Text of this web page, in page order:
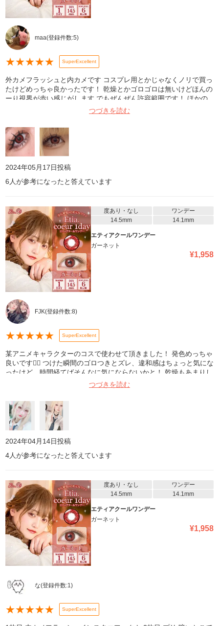
maa(登録件数:5)
★★★★★ SuperExcellent
外カメフラッシュと内カメです コスプレ用とかじゃなくノリで買っ
たけどめっちゃ良かったです！ 乾燥とかゴロゴロは無いけどほんの
ーり視界が赤い感じがします でもぜんぜん許容範囲です！ ほかの
つづきを読む
2024年05月17日投稿
6 人が参考になったと答えています
度あり・なし
ワンデー
14.5mm
14.1mm
エティアクールワンデー
ガーネット
¥1,958
FJK(登録件数:8)
★★★★★ SuperExcellent
某アニメキャラクターのコスで使わせて頂きました！ 発色めっちゃ
良いです🙆‍♀️ つけた瞬間のゴロつきとズレ、違和感はちょっと気にな
ったけど、時間経てばそんなに気にならないかと！ 乾燥もあまりし
つづきを読む
2024年04月14日投稿
4人が参考になったと答えています
度あり・なし
ワンデー
14.5mm
14.1mm
エティアクールワンデー
ガーネット
¥1,958
な(登録件数:1)
★★★★★ SuperExcellent